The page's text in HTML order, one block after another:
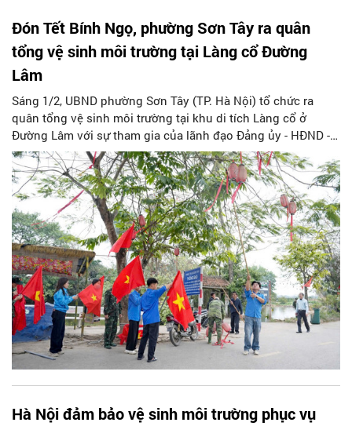
Đón Tết Bính Ngọ, phường Sơn Tây ra quân
tổng vệ sinh môi trường tại Làng cổ Đường
Lâm
Sáng 1/2, UBND phường Sơn Tây (TP. Hà Nội) tổ chức ra
quân tổng vệ sinh môi trường tại khu di tích Làng cổ ở
Đường Lâm với sự tham gia của lãnh đạo Đảng ủy - HĐND -
UBND - Ủy ban MTTQ phường; cán bộ, công chức các
phòng, ban, ngành, đoàn thể và nhân dân các tổ dân phố
Mông Phụ, Đông Sàng, Cam Lâm, Cam Thịnh, Đoài Giáp.
Hà Nội đảm bảo vệ sinh môi trường phục vụ